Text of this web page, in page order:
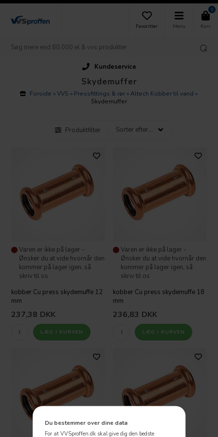
Du bestemmer over dine data
For at VVSproffen.dk skal give dig den bedste
Favoritter Menu
0
Kurv
Kundeservice
Skydemuffer
Forside »VVS » Pressfittings & rør »Altech Kobber til vand »
Skydemuffer
Produktfilter
Varen er ikke på lager -
Ønsker du at vide hvornår den
kommer på lager igen, så
skriv til os
kobber Cu press skydemuffe 12
mm
237,38 DKK
Varen er ikke på lager -
Ønsker du at vide hvornår den
kommer på lager igen, så
skriv til os
kobber Cu press skydemuffe 18
mm
236,83 DKK